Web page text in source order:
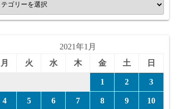
2021年1月
月
火 水 木 金 土 日
1 2 3
4 5 6 7 8 9 10